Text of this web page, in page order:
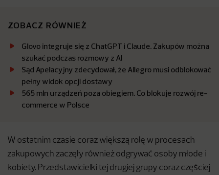
ZOBACZ RÓWNIEŻ
Glovo integruje się z ChatGPT i Claude. Zakupów można
szukać podczas rozmowy z AI
Sąd Apelacyjny zdecydował, że Allegro musi odblokować
pełny widok opcji dostawy
565 mln urządzeń poza obiegiem. Co blokuje rozwój re-
commerce w Polsce
W ostatnim czasie coraz większą rolę w procesach
zakupowych zaczęły również odgrywać osoby młode i
kobiety. Przedstawicielki tej drugiej grupy coraz częściej